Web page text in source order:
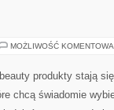
MOŻLIWOŚĆ
produkty stają
chcą świadomie